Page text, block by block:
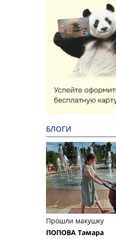
БЛОГИ
Прошли макушку
ПОПОВА Тамара